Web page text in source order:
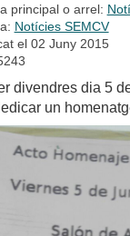
principal o arrel:
Notícies SEMCV
el 02 Juny 2015
divendres dia 5
un